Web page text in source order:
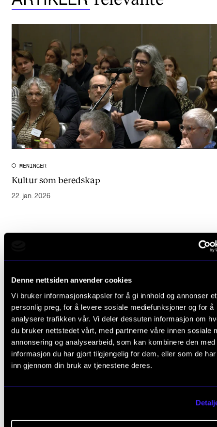
Denne nettsiden anvender cookies
Vi bruker informasjonskapsler for å gi innhold og annonser et
personlig preg, for å levere sosiale mediefunksjoner og for å
analysere trafikken vår. Vi deler dessuten informasjon om
du bruker nettstedet vårt, med partnerne våre innen sosiale
annonsering og analysearbeid, som kan kombinere den med
informasjon du har gjort tilgjengelig for dem, eller som de
inn gjennom din bruk av tjenestene deres.
MENINGER
Kultur som beredskap
22. jan. 2026